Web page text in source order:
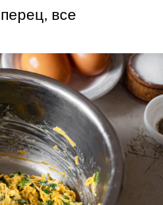
все